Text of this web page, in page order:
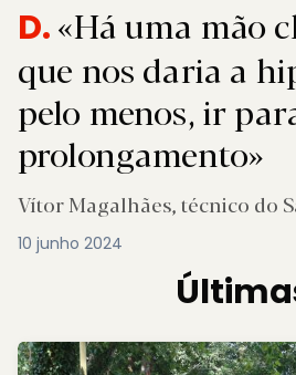
D.«Há uma mão
que nos daria a
pelo menos, ir
prolongamento»
Vítor Magalhães, técnico do
10 junho 2024